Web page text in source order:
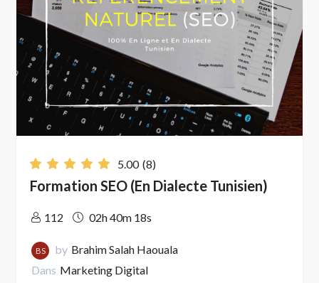
5.00 (8)
Formation SEO (En Dialecte Tunisien)
112 02h 40m 18s
BS by Brahim Salah Haouala
Dans Marketing Digital